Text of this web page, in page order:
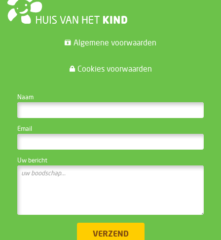
Algemene voorwaarden
Cookies voorwaarden
Naam
Email
Uw bericht
VERZEND